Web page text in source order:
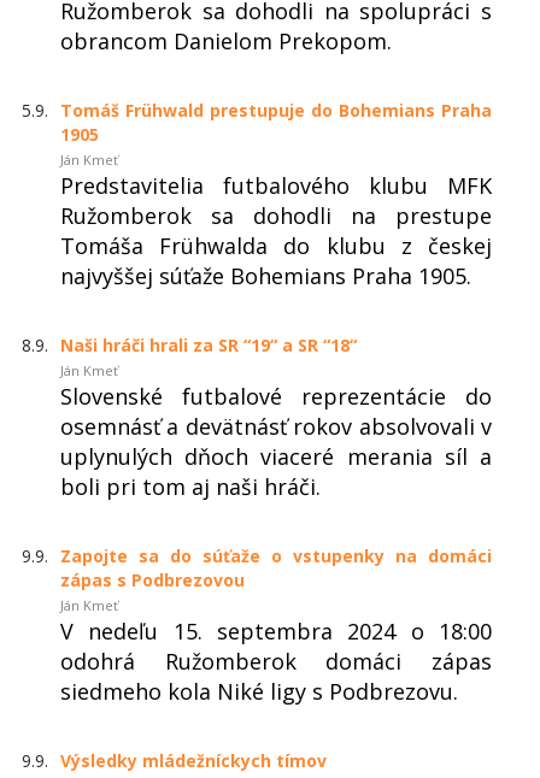
Ružomberok sa dohodli na spolupráci s
obrancom Danielom Prekopom.
5.9.
Tomáš Frühwald prestupuje do Bohemians Praha
1905
Ján Kmeť
Predstavitelia futbalového klubu MFK
Ružomberok sa dohodli na prestupe
Tomáša Frühwalda do klubu z českej
najvyššej súťaže Bohemians Praha 1905.
8.9. Naši hráči hrali za SR “19“ a SR “18“
Ján Kmeť
Slovenské futbalové reprezentácie do
osemnásť a devätnásť rokov absolvovali v
uplynulých dňoch viaceré merania síl a
boli pri tom aj naši hráči.
9.9.
Zapojte sa do súťaže o vstupenky na domáci
zápas s Podbrezovou
Ján Kmeť
V nedeľu 15. septembra 2024 o 18:00
odohrá Ružomberok domáci zápas
siedmeho kola Niké ligy s Podbrezovu.
9.9. Výsledky mládežníckych tímov